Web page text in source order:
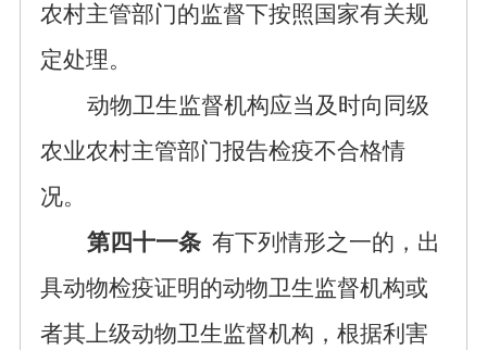
农村主管部门的监督下按照国家有关规
定处理。
动物卫生监督机构应当及时向同级
农业农村主管部门报告检疫不合格情
况。
第四十一条 有下列情形之一的，出
具动物检疫证明的动物卫生监督机构或
者其上级动物卫生监督机构，根据利害